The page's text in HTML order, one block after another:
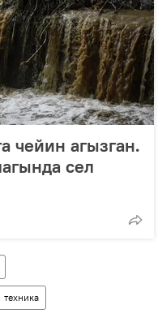
чейин агызган.
сел
техника